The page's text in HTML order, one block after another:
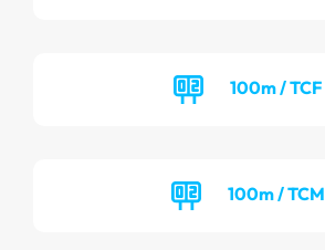
100m / TCF
100m / TCM